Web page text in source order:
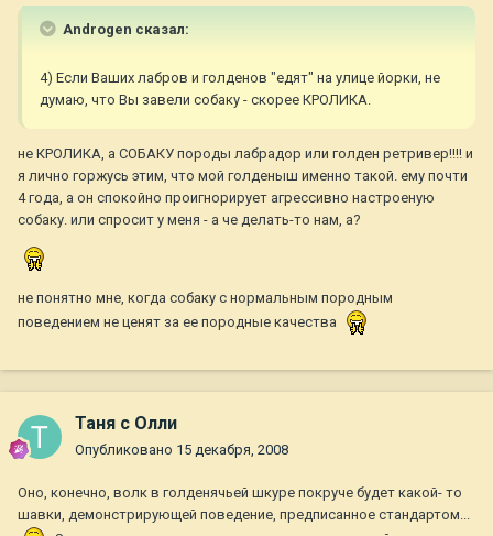
Androgen сказал:
4) Если Ваших лабров и голденов "едят" на улице йорки, не
думаю, что Вы завели собаку - скорее КРОЛИКА.
не КРОЛИКА, а СОБАКУ породы лабрадор или голден ретривер!!!! и
я лично горжусь этим, что мой голденыш именно такой. ему почти
4 года, а он спокойно проигнорирует агрессивно настроеную
собаку. или спросит у меня - а че делать-то нам, а?
не понятно мне, когда собаку с нормальным породным
поведением не ценят за ее породные качества
Таня с Олли
Опубликовано 15 декабря, 2008
Оно, конечно, волк в голденячьей шкуре покруче будет какой- то
шавки, демонстрирующей поведение, предписанное стандартом...